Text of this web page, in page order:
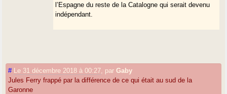
l’Espagne du reste de la Catalogne qui serait devenu
indépendant.
# Le 31 décembre 2018 à 00:27 parGaby
Jules Ferry frappé par la différence de ce qui était au sud de la
Garonne